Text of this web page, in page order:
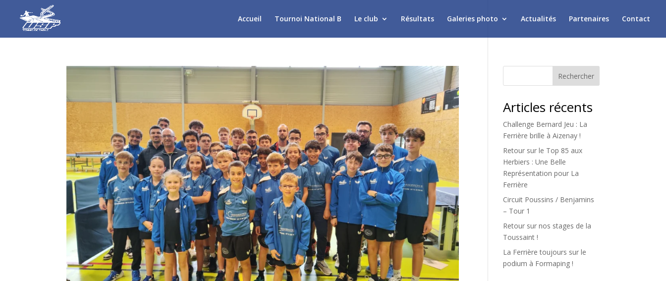
Accueil Tournoi National B Le club Résultats Galeries photo Actualités Partenaires Contact
Rechercher
Articles récents
Challenge Bernard Jeu : La
Ferrière brille à Aizenay !
Retour sur le Top 85 aux
Herbiers : Une Belle
Représentation pour La
Ferrière
Circuit Poussins / Benjamins
– Tour 1
Retour sur nos stages de la
Toussaint !
La Ferrière toujours sur le
podium à Formaping !